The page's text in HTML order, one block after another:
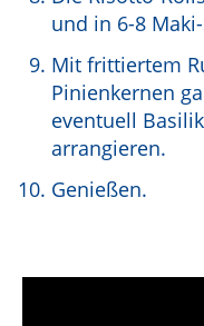
und in 6-8
Mit frittiertem
Pinienkernen
eventuell
arrangieren.
Genießen.